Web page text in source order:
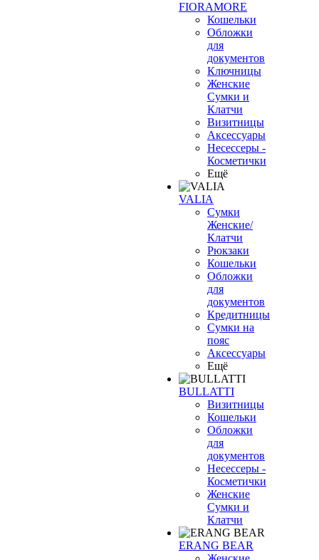
FIORAMORE
Кошельки
Обложки
для
документов
Ключницы
Женские
Сумки и
Клатчи
Визитницы
Аксессуары
Несессеры -
Косметички
Ещё
VALIA
Сумки
Женские/
Клатчи
Рюкзаки
Кошельки
Обложки
для
документов
Кредитницы
Сумки на
пояс
Аксессуары
Ещё
BULLATTI
Визитницы
Кошельки
Обложки
для
документов
Несессеры -
Косметички
Женские
Сумки и
Клатчи
ERANG BEAR